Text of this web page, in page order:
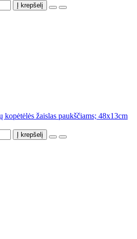
Į krepšelį
kopėtėlės žaislas paukščiams; 48x13cm
Į krepšelį